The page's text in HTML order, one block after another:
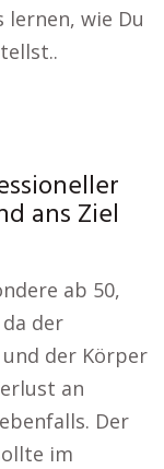
lernen, wie Du
ans Ziel
ab 50,
der
der Körper
an
Der
im